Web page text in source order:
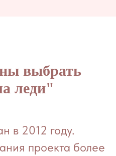
выбрать
леди"
в 2012 году.
проекта более